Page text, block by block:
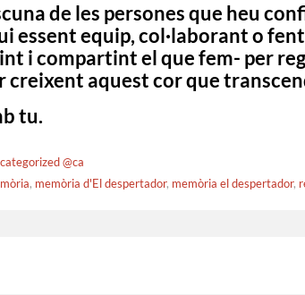
de les persones que heu
essent equip, col·laborant o
i compartint el que fem- per
creixent aquest cor que
tu.
@ca
, memòria d'El despertador, memòria el despertador,